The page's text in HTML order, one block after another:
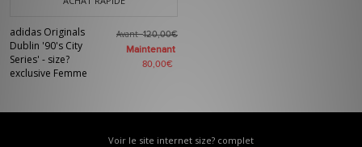
adidas Originals
Dublin '90's City
Series' - size?
exclusive Femme
Avant120,00€
Maintenant
80,00€
Voir le site internet size? complet